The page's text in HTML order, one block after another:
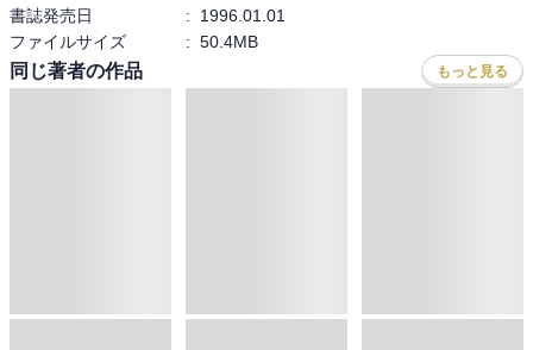
書誌発売日
:
1996.01.01
ファイルサイズ
: 50.4MB
関連する特集
1位 2位 3位